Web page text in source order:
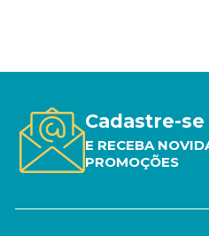
Cadastre-
E RECEBA
PROMOÇÕES